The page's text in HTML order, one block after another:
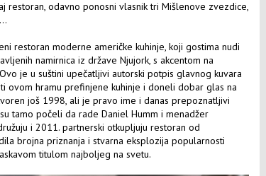
restoran, odavno ponosni vlasnik tri Mišlenove zvezdice,
restoran moderne američke kuhinje, koji gostima nudi
namirnica iz države Njujork, s akcentom na
je u suštini upečatljivi autorski potpis glavnog kuvara
ovom hramu prefinjene kuhinje i doneli dobar glas na
još 1998, ali je pravo ime i danas prepoznatljivi
tamo počeli da rade Daniel Humm i menadžer
i 2011. partnerski otkupljuju restoran od
brojna priznanja i stvarna eksplozija popularnosti
titulom najboljeg na svetu.